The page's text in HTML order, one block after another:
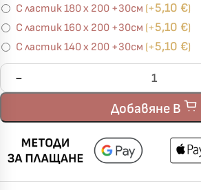
С ластик 180 х 200 +30см (+5,10 €)
С ластик 160 х 200 +30см (+5,10 €)
С ластик 140 х 200 +30см (+5,10 €)
Добавяне В